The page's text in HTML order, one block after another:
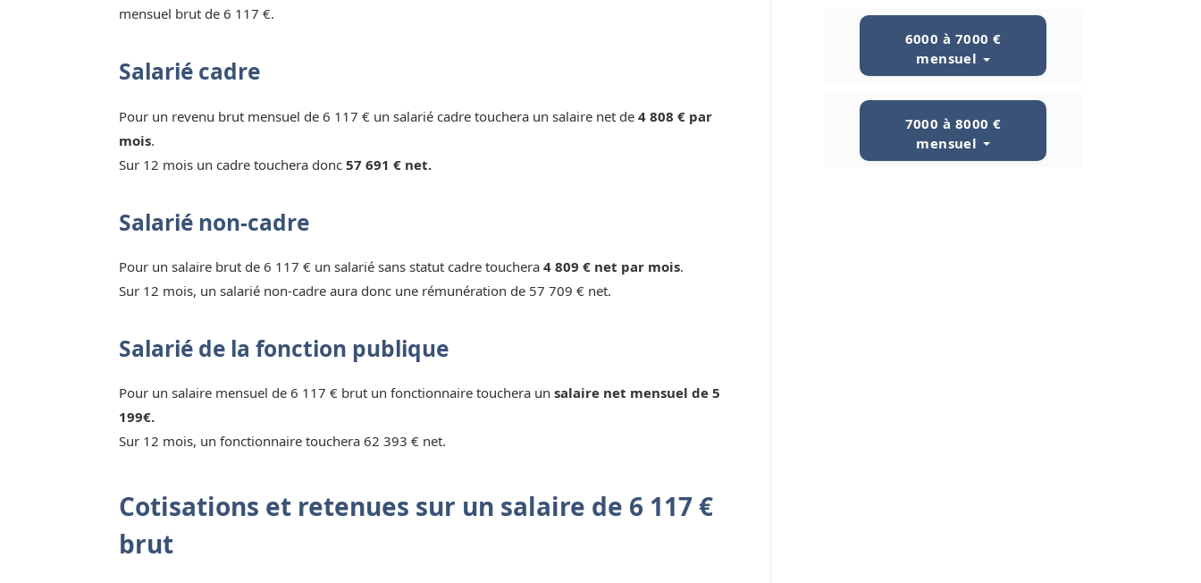
mensuel brut de 6 117 €.
Salarié cadre
Pour un revenu brut mensuel de 6 117 € un salarié cadre touchera un salaire net de 4 808 € par
mois.
Sur 12 mois un cadre touchera donc 57 691 € net.
Salarié non-cadre
Pour un salaire brut de 6 117 € un salarié sans statut cadre touchera 4 809 € net par mois.
Sur 12 mois, un salarié non-cadre aura donc une rémunération de 57 709 € net.
Salarié de la fonction publique
Pour un salaire mensuel de 6 117 € brut un fonctionnaire touchera un salaire net mensuel de 5
199€.
Sur 12 mois, un fonctionnaire touchera 62 393 € net.
Cotisations et retenues sur un salaire de 6 117 €
brut
6000 à 7000 €
mensuel
7000 à 8000 €
mensuel